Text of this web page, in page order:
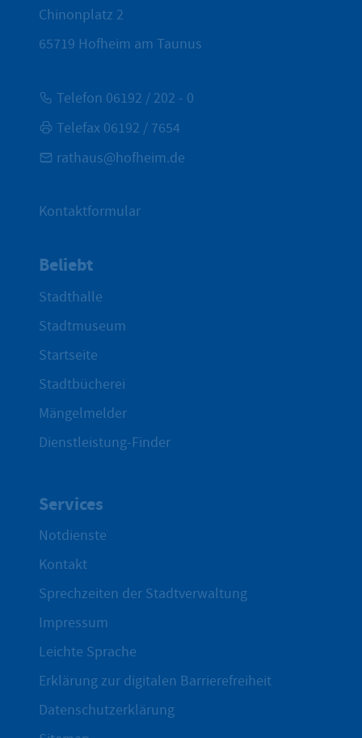
Chinonplatz 2
65719 Hofheim am Taunus
Telefon 06192 / 202 - 0
Telefax 06192 / 7654
rathaus@hofheim.de
Kontaktformular
Beliebt
Stadthalle
Stadtmuseum
Startseite
Stadtbücherei
Mängelmelder
Dienstleistung-Finder
Services
Notdienste
Kontakt
Sprechzeiten der Stadtverwaltung
Impressum
Leichte Sprache
Erklärung zur digitalen Barrierefreiheit
Datenschutzerklärung